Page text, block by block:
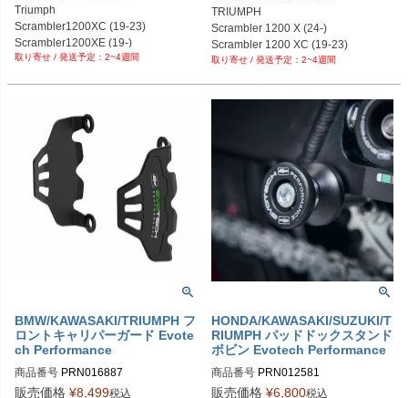
PRN014781-014782-02
PRN014781-014782-03
PRN014781-014782-04
Triumph
Scrambler1200XC (19-23)
Scrambler1200XE (19-)
Scrambler1200X (24-)
2~4週間
PRN014766-02
PRN014766-03
PRN014766-04
TRIUMPH
Scrambler 1200 X (24-)
Scrambler 1200 XC (19-23)
Scrambler 1200 XE (19-)
2~4週間
BMW/KAWASAKI/TRIUMPH フ
ロントキャリパーガード Evote
ch Performance
商品番号 PRN016887
PRN016887-01
販売価格 ¥8,499税込
HONDA/KAWASAKI/SUZUKI/T
RIUMPH パッドドックスタンド
ボビン Evotech Performance
商品番号 PRN012581
PRN012581-01
販売価格 ¥6,800税込